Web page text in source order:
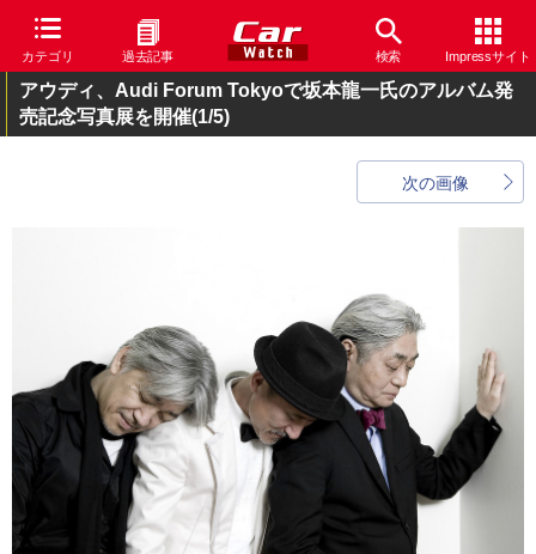
カテゴリ 過去記事 検索 Impressサイト
アウディ、Audi Forum Tokyoで坂本龍一氏のアルバム発
売記念写真展を開催(1/5)
次の画像